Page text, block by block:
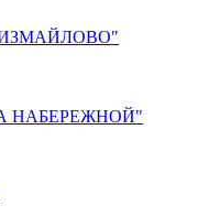
НАБЕРЕЖНОЙ"